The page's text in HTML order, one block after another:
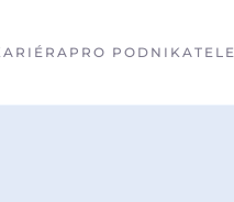
PRO PODNIKATELE